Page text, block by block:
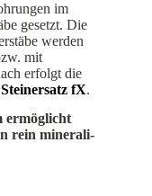
im
gesetzt. Die
werden
mit
erfolgt die
Stein­ersatz fX.
ermög­licht
rein minera­li­